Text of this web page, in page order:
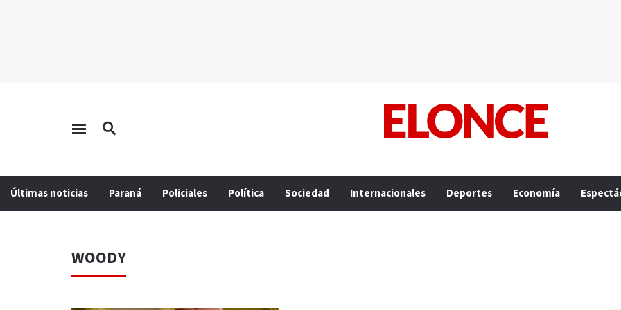
Últimas noticias Paraná Policiales Política Sociedad Internacionales Deportes Economía
WOODY